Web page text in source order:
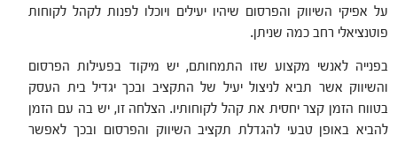
על אפיקי השיווק והפרסום שיהיו יעילים ויוכלו לפנות לקהל לקוחות
פוטנציאלי רחב כמה שניתן.
בפנייה לאנשי מקצוע שזו התמחותם, יש מיקוד בפעילות הפרסום
והשיווק אשר תביא לניצול יעיל של התקציב ובכך יגדיל בית העסק
בטווח הזמן קצר יחסית את קהל לקוחותיו. הצלחה זו, יש בה עם הזמן
להביא באופן טבעי להגדלת תקציב השיווק והפרסום ובכך לאפשר